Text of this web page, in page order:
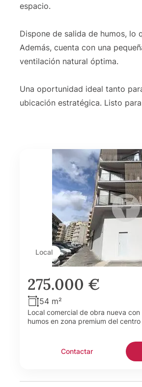
espacio.
Dispone de salida de humos, lo
Además, cuenta con una
ventilación natural óptima.
Una oportunidad ideal tanto
ubicación estratégica. Listo
Local
275.000 €
54 m²
Local comercial de obra nueva
humos en zona premium del centro
Contactar